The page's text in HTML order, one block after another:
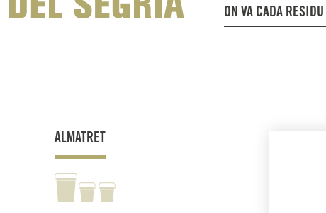
ON VA CADA RESIDU
ALMATRET